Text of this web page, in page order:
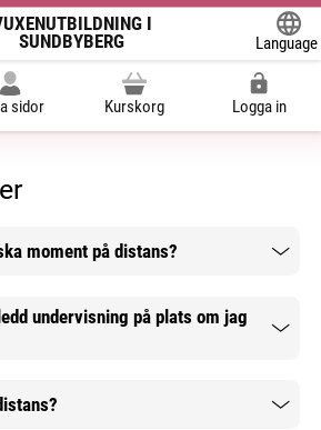
I
SUNDBYBERG
Language
sidor Kurskorg Logga in
moment på distans?
undervisning på plats om jag